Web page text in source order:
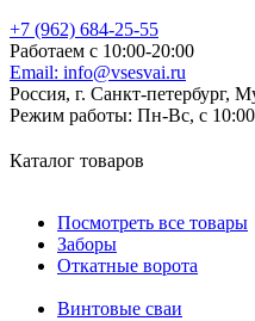
+7 (962) 684-25-55
Работаем с 10:00-20:00
Email: info@vsesvai.ru
Россия, г. Санкт-петербург,
Режим работы: Пн-Вс, с
Каталог товаров
Посмотреть все товары
Заборы
Откатные ворота
Винтовые сваи